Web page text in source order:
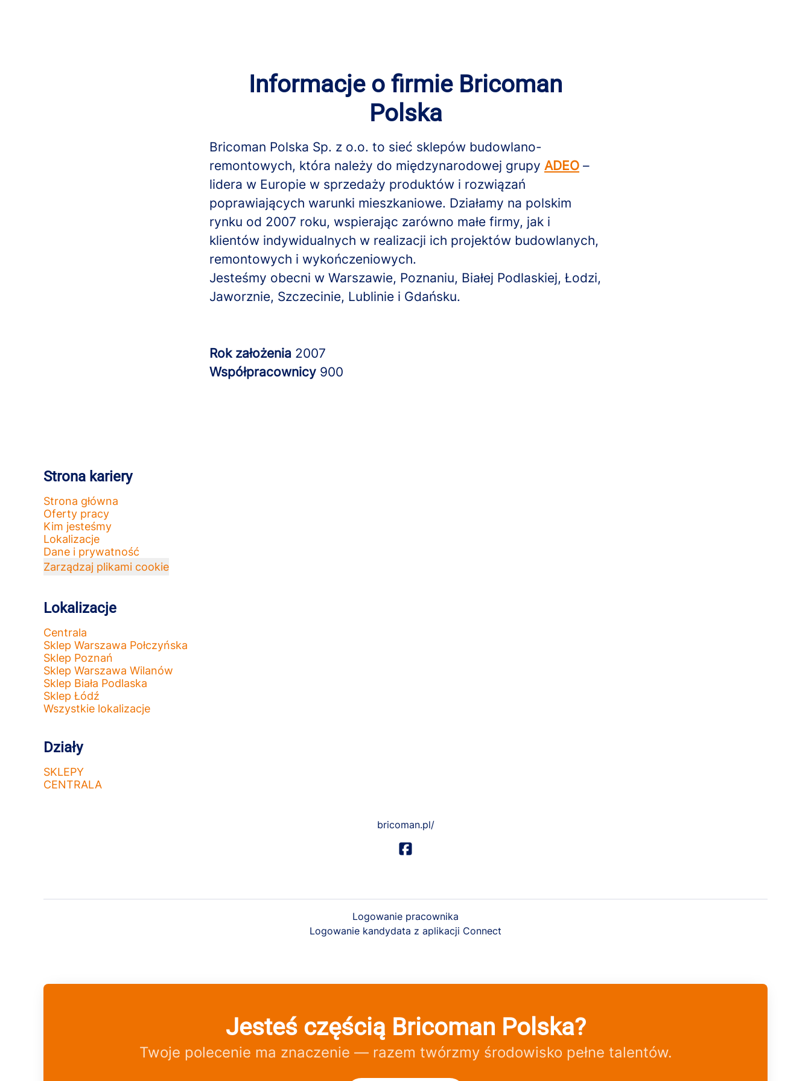
Informacje o firmie Bricoman
Polska
Bricoman Polska Sp. z o.o. to sieć sklepów budowlano-
remontowych, która należy do międzynarodowej grupy ADEO –
lidera w Europie w sprzedaży produktów i rozwiązań
poprawiających warunki mieszkaniowe. Działamy na polskim
rynku od 2007 roku, wspierając zarówno małe firmy, jak i
klientów indywidualnych w realizacji ich projektów budowlanych,
remontowych i wykończeniowych.
Jesteśmy obecni w Warszawie, Poznaniu, Białej Podlaskiej, Łodzi,
Jaworznie, Szczecinie, Lublinie i Gdańsku.
Rok założenia 2007
Współpracownicy 900
Strona kariery
Strona główna
Oferty pracy
Kim jesteśmy
Lokalizacje
Dane i prywatność
Zarządzaj plikami cookie
Lokalizacje
Centrala
Sklep Warszawa Połczyńska
Sklep Poznań
Sklep Warszawa Wilanów
Sklep Biała Podlaska
Sklep Łódź
Wszystkie lokalizacje
Działy
SKLEPY
CENTRALA
bricoman.pl/
Logowanie pracownika
Logowanie kandydata z aplikacji Connect
Jesteś częścią Bricoman Polska?
Twoje polecenie ma znaczenie — razem twórzmy środowisko pełne talentów.